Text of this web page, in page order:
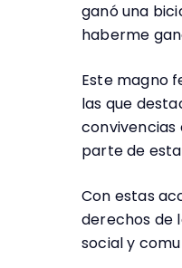
ganó una
haberme
Este magno
las que
convivencias
parte de
Con estas
derechos de
social y